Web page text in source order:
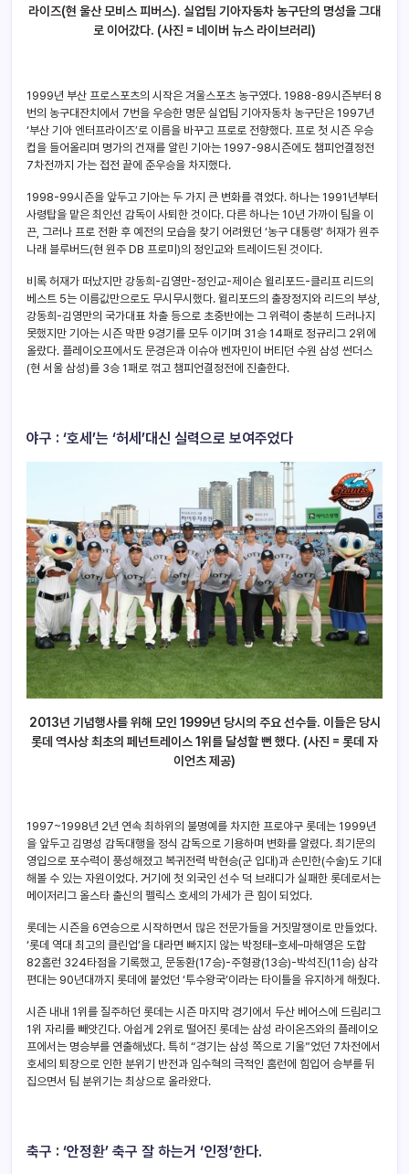
라이즈(현 울산 모비스 피버스). 실업팀 기아자동차 농구단의 명성을 그대
로 이어갔다. (사진 = 네이버 뉴스 라이브러리)
1999년 부산 프로스포츠의 시작은 겨울스포츠 농구였다. 1988-89시즌부터 8
번의 농구대잔치에서 7번을 우승한 명문 실업팀 기아자동차 농구단은 1997년
‘부산 기아 엔터프라이즈’로 이름을 바꾸고 프로로 전향했다. 프로 첫 시즌 우승
컵을 들어올리며 명가의 건재를 알린 기아는 1997-98시즌에도 챔피언결정전
7차전까지 가는 접전 끝에 준우승을 차지했다.
1998-99시즌을 앞두고 기아는 두 가지 큰 변화를 겪었다. 하나는 1991년부터
사령탑을 맡은 최인선 감독이 사퇴한 것이다. 다른 하나는 10년 가까이 팀을 이
끈, 그러나 프로 전환 후 예전의 모습을 찾기 어려웠던 ‘농구 대통령’ 허재가 원주
나래 블루버드(현 원주 DB 프로미)의 정인교와 트레이드된 것이다.
비록 허재가 떠났지만 강동희-김영만-정인교-제이슨 윌리포드-클리프 리드의
베스트 5는 이름값만으로도 무시무시했다. 윌리포드의 출장정지와 리드의 부상,
강동희-김영만의 국가대표 차출 등으로 초중반에는 그 위력이 충분히 드러나지
못했지만 기아는 시즌 막판 9경기를 모두 이기며 31승 14패로 정규리그 2위에
올랐다. 플레이오프에서도 문경은과 이슈아 벤자민이 버티던 수원 삼성 썬더스
(현 서울 삼성)를 3승 1패로 꺾고 챔피언결정전에 진출한다.
야구 : ‘호세’는 ‘허세’대신 실력으로 보여주었다
2013년 기념행사를 위해 모인 1999년 당시의 주요 선수들. 이들은 당시
롯데 역사상 최초의 페넌트레이스 1위를 달성할 뻔 했다. (사진 = 롯데 자
이언츠 제공)
1997~1998년 2년 연속 최하위의 불명예를 차지한 프로야구 롯데는 1999년
을 앞두고 김명성 감독대행을 정식 감독으로 기용하며 변화를 알렸다. 최기문의
영입으로 포수력이 풍성해졌고 복귀전력 박현승(군 입대)과 손민한(수술)도 기대
해볼 수 있는 자원이었다. 거기에 첫 외국인 선수 덕 브래디가 실패한 롯데로서는
메이저리그 올스타 출신의 펠릭스 호세의 가세가 큰 힘이 되었다.
롯데는 시즌을 6연승으로 시작하면서 많은 전문가들을 거짓말쟁이로 만들었다.
‘롯데 역대 최고의 클린업’을 대라면 빠지지 않는 박정태–호세–마해영은 도합
82홈런 324타점을 기록했고, 문동환(17승)-주형광(13승)-박석진(11승) 삼각
편대는 90년대까지 롯데에 붙었던 ‘투수왕국’이라는 타이틀을 유지하게 해줬다.
시즌 내내 1위를 질주하던 롯데는 시즌 마지막 경기에서 두산 베어스에 드림리그
1위 자리를 빼앗긴다. 아쉽게 2위로 떨어진 롯데는 삼성 라이온즈와의 플레이오
프에서는 명승부를 연출해냈다. 특히 “경기는 삼성 쪽으로 기울”었던 7차전에서
호세의 퇴장으로 인한 분위기 반전과 임수혁의 극적인 홈런에 힘입어 승부를 뒤
집으면서 팀 분위기는 최상으로 올라왔다.
축구 : ‘안정환’ 축구 잘 하는거 ‘인정’한다.